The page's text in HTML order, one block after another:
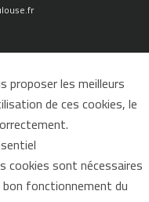
proposer les meilleurs
de ces cookies, le
cookies sont nécessaires
fonctionnement du